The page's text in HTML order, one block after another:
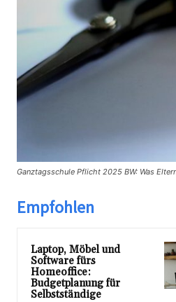
Ganztagsschule Pflicht 2025 BW: Was
Empfohlen
Laptop, Möbel und
Software fürs
Homeoffice:
Budgetplanung für
Selbstständige